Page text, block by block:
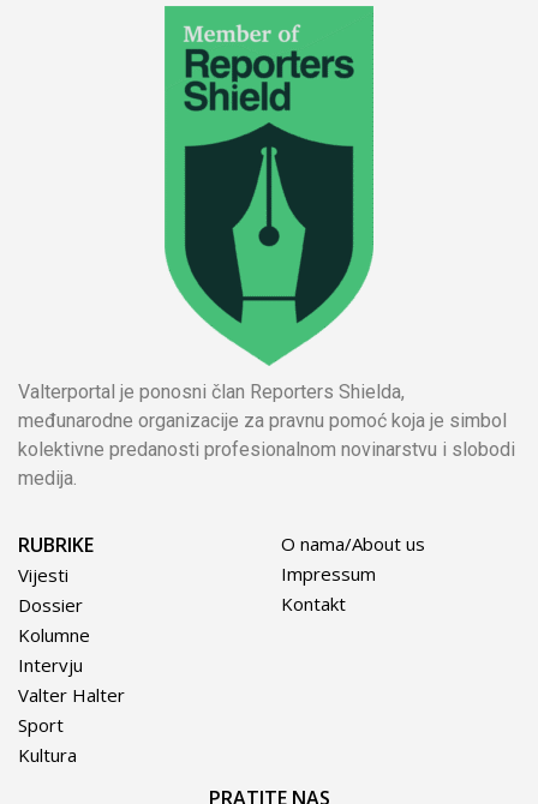
Valterportal je ponosni član Reporters Shielda,
međunarodne organizacije za pravnu pomoć koja je simbol
kolektivne predanosti profesionalnom novinarstvu i slobodi
medija.
RUBRIKE
Vijesti
Dossier
Kolumne
Intervju
Valter Halter
Sport
Kultura
O nama/About us
Impressum
Kontakt
PRATITE NAS